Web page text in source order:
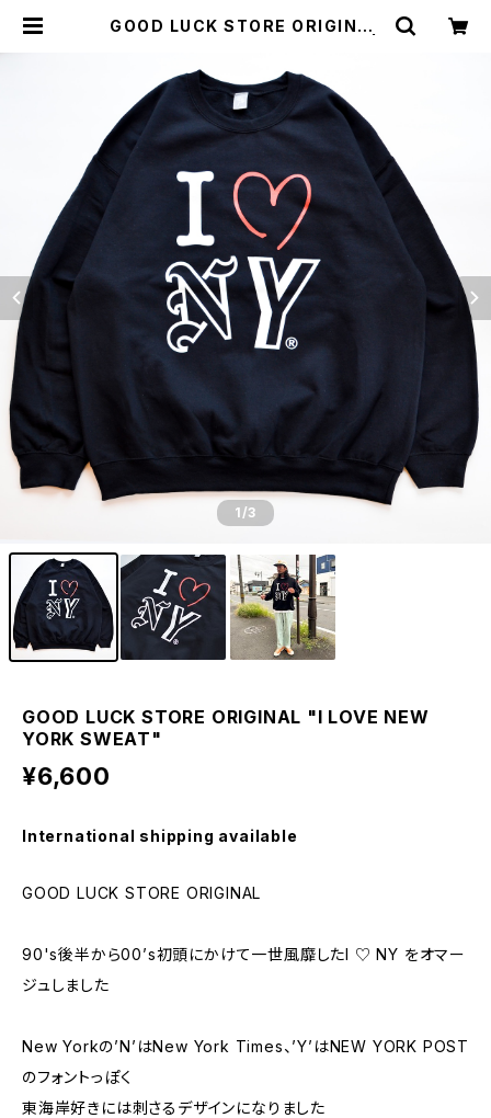
GOOD LUCK STORE ORIGINAL
1/3
GOOD LUCK STORE ORIGINAL "I LOVE NEW
YORK SWEAT"
¥6,600
International shipping available
GOOD LUCK STORE ORIGINAL
90's後半から00’s初頭にかけて一世風靡したI ♡ NY をオマー
ジュしました
New Yorkの’N’はNew York Times、’Y’はNEW YORK POST
のフォントっぽく
東海岸好きには刺さるデザインになりました